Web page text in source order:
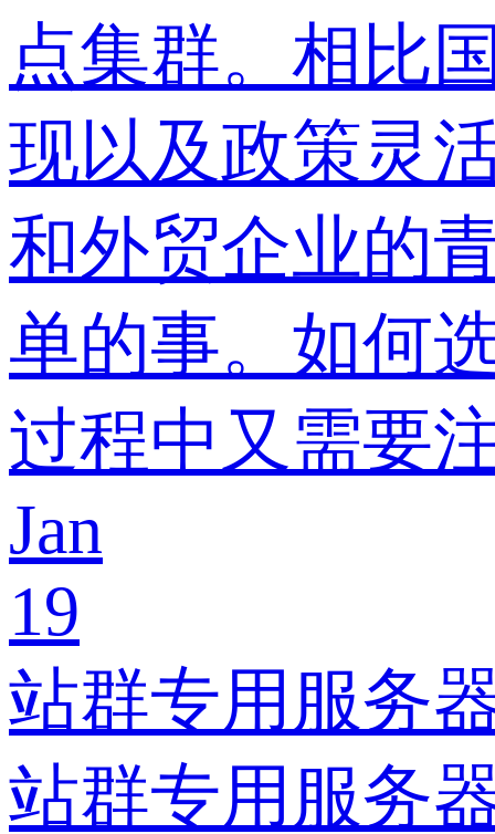
点集群。相比
现以及政策灵
和外贸企业的
单的事。如何
过程中又需要
Jan
19
站群专用服务
站群专用服务